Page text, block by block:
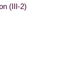
(III-2)